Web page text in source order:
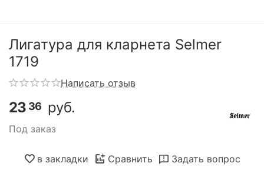
Лигатура для кларнета Selmer
1719
Написать отзыв
23 36 руб.
Под заказ
в закладки Сравнить Задать вопрос